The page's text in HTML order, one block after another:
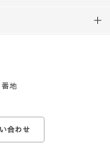
地
合わせ